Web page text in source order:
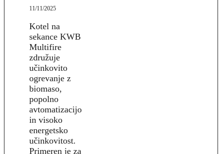
11/11/2025
Kotel na
sekance KWB
Multifire
združuje
učinkovito
ogrevanje z
biomaso,
popolno
avtomatizacijo
in visoko
energetsko
učinkovitost.
Primeren je za